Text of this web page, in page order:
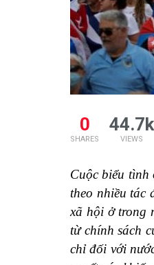
0
SHARES
44.7k
VIEWS
Cuộc biểu tình
theo nhiều tác
xã hội ở trong
từ chính sách
chỉ đối với